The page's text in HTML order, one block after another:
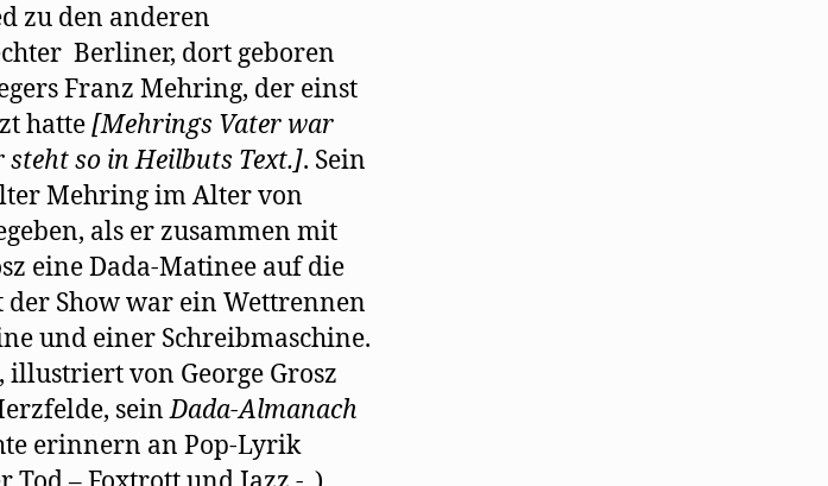
zu den anderen
Berliner, dort geboren
Franz Mehring, der einst
hatte[Mehrings Vater war
so in Heilbuts Text.]. Sein
Mehring im Alter von
als er zusammen mit
eine Dada-Matinee auf die
Show war ein Wettrennen
und einer Schreibmaschine.
illustriert von George Grosz
seinDada-Almanach
erinnern an Pop-Lyrik